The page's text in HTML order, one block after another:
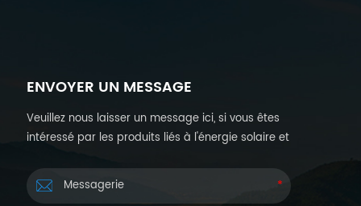
ENVOYER UN MESSAGE
Veuillez nous laisser un message ici, si vous êtes
intéressé par les produits liés à l'énergie solaire et
dans les 24 heures.